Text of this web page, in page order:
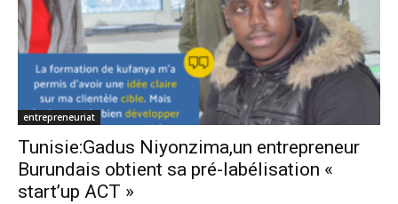
entrepreneuriat
Tunisie:Gadus Niyonzima,un entrepreneur
Burundais obtient sa pré-labélisation «
start’up ACT »